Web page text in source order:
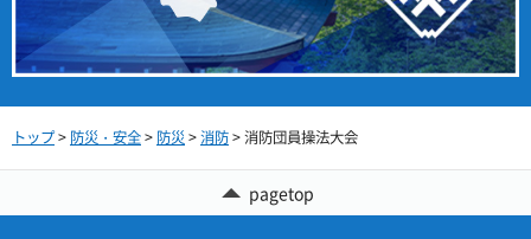
トップ> 防災・安全> 防災 >消防> 消防団員操法大会
pagetop